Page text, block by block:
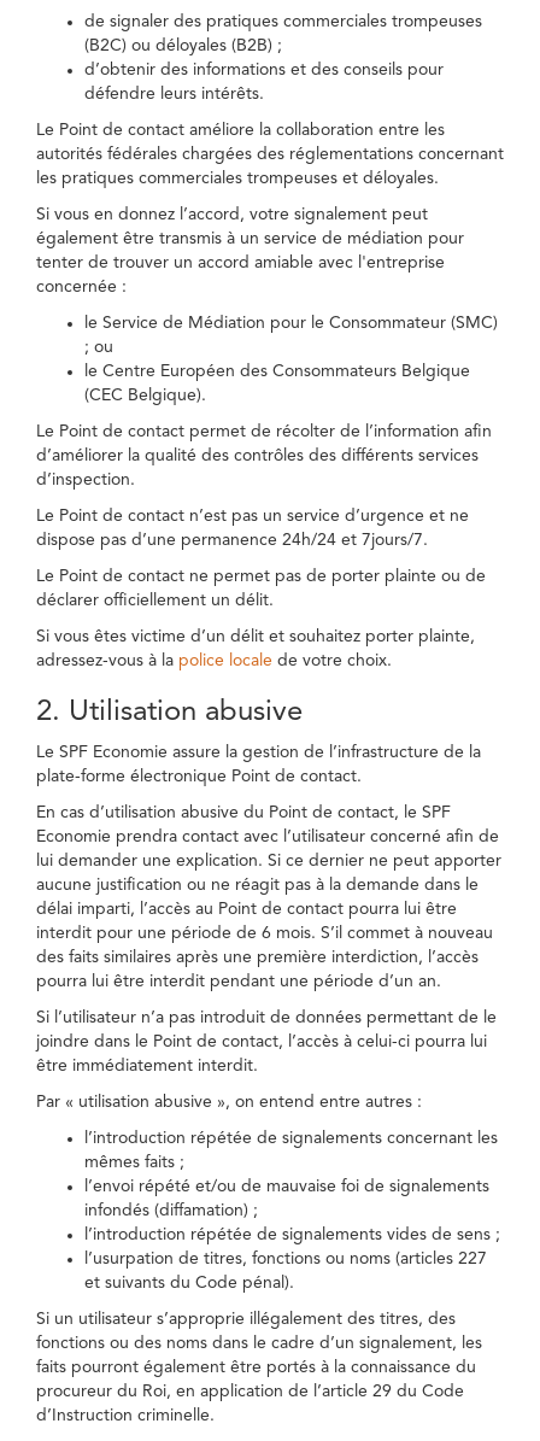
de signaler des pratiques commerciales trompeuses
(B2C) ou déloyales (B2B) ;
d’obtenir des informations et des conseils pour
défendre leurs intérêts.
Le Point de contact améliore la collaboration entre les
autorités fédérales chargées des réglementations concernant
les pratiques commerciales trompeuses et déloyales.
Si vous en donnez l’accord, votre signalement peut
également être transmis à un service de médiation pour
tenter de trouver un accord amiable avec l'entreprise
concernée :
le Service de Médiation pour le Consommateur (SMC)
; ou
le Centre Européen des Consommateurs Belgique
(CEC Belgique).
Le Point de contact permet de récolter de l’information afin
d’améliorer la qualité des contrôles des différents services
d’inspection.
Le Point de contact n’est pas un service d’urgence et ne
dispose pas d’une permanence 24h/24 et 7jours/7.
Le Point de contact ne permet pas de porter plainte ou de
déclarer officiellement un délit.
Si vous êtes victime d’un délit et souhaitez porter plainte,
adressez-vous à la police locale de votre choix.
2. Utilisation abusive
Le SPF Economie assure la gestion de l’infrastructure de la
plate-forme électronique Point de contact.
En cas d’utilisation abusive du Point de contact, le SPF
Economie prendra contact avec l’utilisateur concerné afin de
lui demander une explication. Si ce dernier ne peut apporter
aucune justification ou ne réagit pas à la demande dans le
délai imparti, l’accès au Point de contact pourra lui être
interdit pour une période de 6 mois. S’il commet à nouveau
des faits similaires après une première interdiction, l’accès
pourra lui être interdit pendant une période d’un an.
Si l’utilisateur n’a pas introduit de données permettant de le
joindre dans le Point de contact, l’accès à celui-ci pourra lui
être immédiatement interdit.
Par « utilisation abusive », on entend entre autres :
l’introduction répétée de signalements concernant les
mêmes faits ;
l’envoi répété et/ou de mauvaise foi de signalements
infondés (diffamation) ;
l’introduction répétée de signalements vides de sens ;
l’usurpation de titres, fonctions ou noms (articles 227
et suivants du Code pénal).
Si un utilisateur s’approprie illégalement des titres, des
fonctions ou des noms dans le cadre d’un signalement, les
faits pourront également être portés à la connaissance du
procureur du Roi, en application de l’article 29 du Code
d’Instruction criminelle.